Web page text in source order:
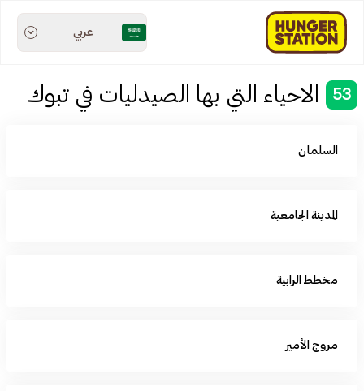
عربي
53 الاحياء التي بها الصيدليات في تبوك
السلمان
المدينة الجامعية
مخطط الرابية
مروج الأمير